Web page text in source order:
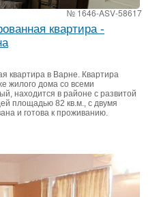
№ 1646-ASV-58617
квартира -
квартира в Варне. Квартира
жилого дома со всеми
находится в районе с развитой
площадью 82 кв.м., с двумя
и готова к проживанию.